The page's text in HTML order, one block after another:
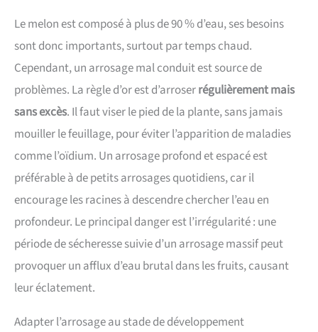
Le melon est composé à plus de 90 % d’eau, ses besoins
sont donc importants, surtout par temps chaud.
Cependant, un arrosage mal conduit est source de
problèmes. La règle d’or est d’arroserrégulièrement mais
sans excès. Il faut viser le pied de la plante, sans jamais
mouiller le feuillage, pour éviter l’apparition de maladies
comme l’oïdium. Un arrosage profond et espacé est
préférable à de petits arrosages quotidiens, car il
encourage les racines à descendre chercher l’eau en
profondeur. Le principal danger est l’irrégularité : une
période de sécheresse suivie d’un arrosage massif peut
provoquer un afflux d’eau brutal dans les fruits, causant
leur éclatement.
Adapter l’arrosage au stade de développement